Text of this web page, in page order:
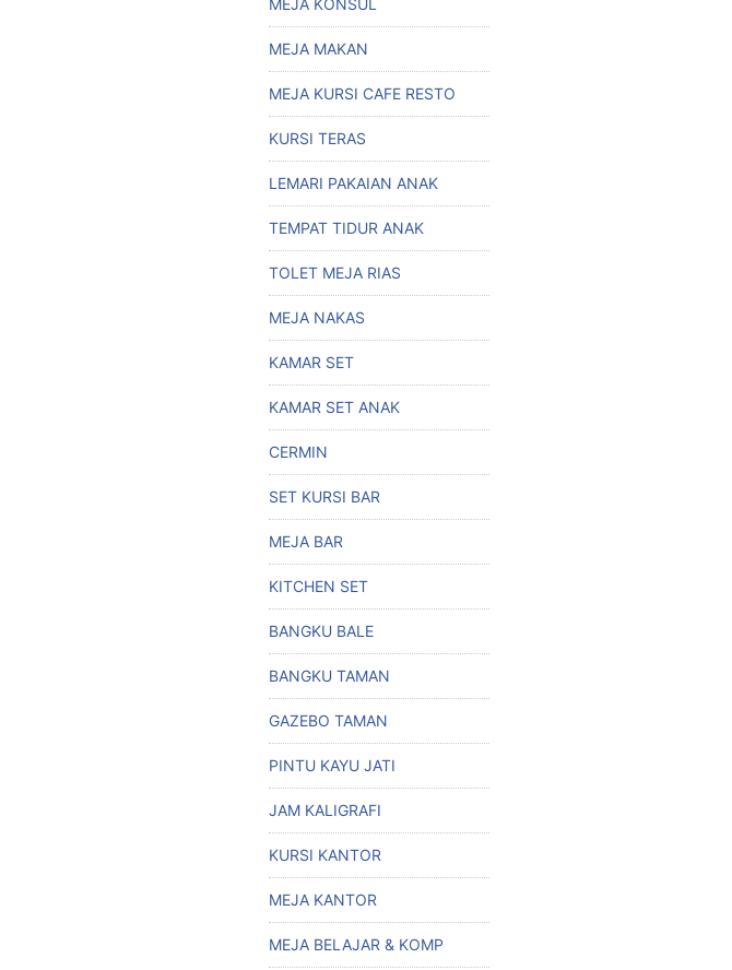
MEJA KONSUL
MEJA MAKAN
MEJA KURSI CAFE RESTO
KURSI TERAS
LEMARI PAKAIAN ANAK
TEMPAT TIDUR ANAK
TOLET MEJA RIAS
MEJA NAKAS
KAMAR SET
KAMAR SET ANAK
CERMIN
SET KURSI BAR
MEJA BAR
KITCHEN SET
BANGKU BALE
BANGKU TAMAN
GAZEBO TAMAN
PINTU KAYU JATI
JAM KALIGRAFI
KURSI KANTOR
MEJA KANTOR
MEJA BELAJAR & KOMP